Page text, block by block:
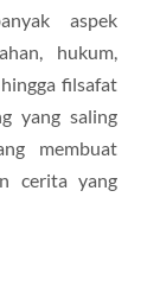
aspek
hukum,
filsafat
yang saling
membuat
cerita yang